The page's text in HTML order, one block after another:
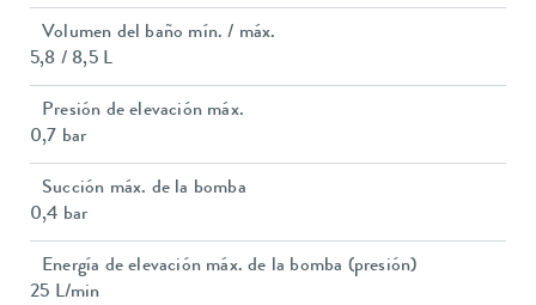
Volumen del baño mín. / máx.
5,8 / 8,5 L
Presión de elevación máx.
0,7 bar
Succión máx. de la bomba
0,4 bar
Energía de elevación máx. de la bomba (presión)
25 L/min